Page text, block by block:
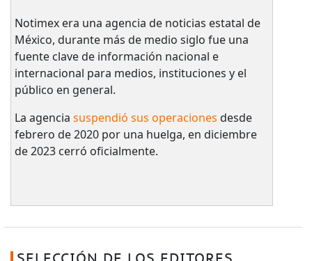
Notimex era una agencia de noticias estatal de
México, durante más de medio siglo fue una
fuente clave de información nacional e
internacional para medios, instituciones y el
público en general.
La agencia suspendió sus operaciones desde
febrero de 2020 por una huelga, en diciembre
de 2023 cerró oficialmente.